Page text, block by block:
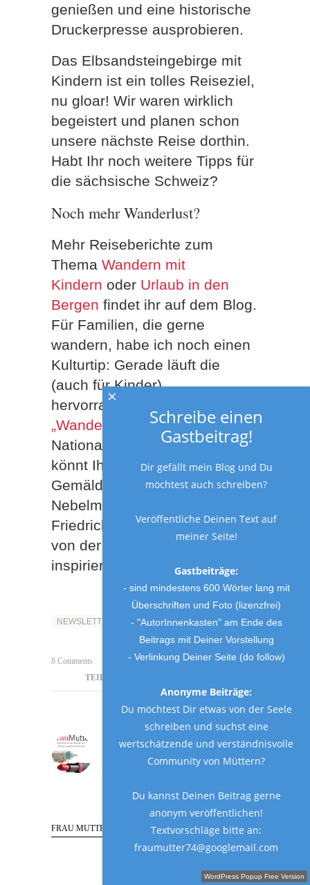
genießen und eine historische
Druckerpresse ausprobieren.
Das Elbsandsteingebirge mit
Kindern ist ein tolles Reiseziel,
nu gloar! Wir waren wirklich
begeistert und planen schon
unsere nächste Reise dorthin.
Habt Ihr noch weitere Tipps für
die sächsische Schweiz?
Noch mehr Wanderlust?
Mehr Reiseberichte zum
Thema Wandern mit
Kindern oder Urlaub in den
Bergen findet ihr auf dem Blog.
Für Familien, die gerne
wandern, habe ich noch einen
Kulturtip: Gerade läuft die
(auch für Kinder)
hervorragende Ausstellung
„Wanderlust“
in der Alten
Nationalgalerie in Berlin. Hier
könnt Ihr unter anderem das
Gemälde „Wanderer über dem
Nebelmeer“ von Caspar David
Friedrich bewundern, das auch
von der sächsischen Schweiz
inspiriert wurde.
NEWSLETTER
8 Comments
TEILE DEN BEITRAG
Frau Mutter
FRAU MUTTER FOLGEN
Schreibe einen Gastbeitrag!
Schreibe einen
Gastbeitrag!
Dir gefällt mein Blog und Du
möchtest auch schreiben?
Veröffentliche Deinen Text auf
meiner Seite!
Gastbeiträge:
- sind mindestens 600 Wörter lang mit
Überschriften und Foto (lizenzfrei)
- "AutorInnenkasten" am Ende des
Beitrags mit Deiner Vorstellung
- Verlinkung Deiner Seite (do follow)
Anonyme Beiträge:
Du möchtest Dir etwas von der Seele
schreiben und suchst eine
wertschätzende und verständnisvolle
Community von Müttern?
Du kannst Deinen Beitrag gerne
anonym veröffentlichen!
Textvorschläge bitte an:
fraumutter74@googlemail.com
×
WordPress Popup Free Version